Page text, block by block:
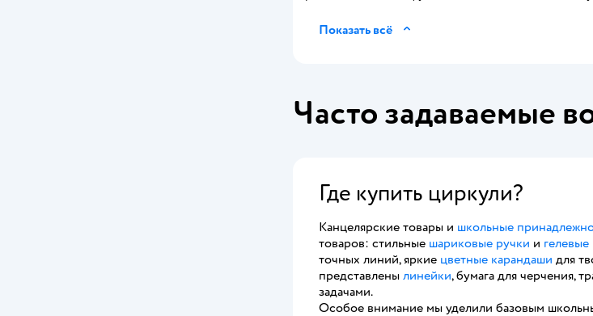
Показать всё
Часто задаваемые
Где купить циркули?
Канцелярские товары и школьные
товаров: стильные шариковые ручки и
точных линий, яркие цветные карандаши для
представлены линейки, бумага для черчения,
задачами.
Особое внимание мы уделили базовым